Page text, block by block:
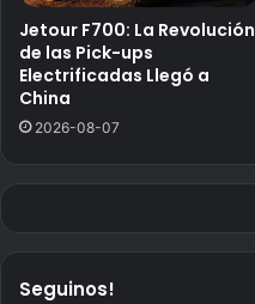
Jetour F700: La Revolución
de las Pick-ups
Electrificadas Llegó a
China
2026-08-07
Seguinos!